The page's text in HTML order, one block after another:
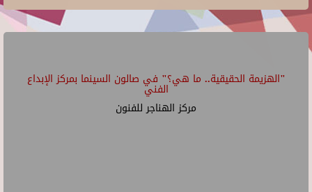
"الهزيمة الحقيقية.. ما هي؟" في صالون السينما بمركز الإبداع
الفني
مركز الهناجر للفنون